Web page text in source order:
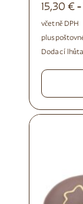
15,30€ -
včetně DPH
plus
Dodací